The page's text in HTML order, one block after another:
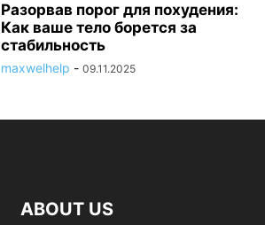
Разорвав порог для похудения:
Как ваше тело борется за
стабильность
maxwelhelp - 09.11.2025
ABOUT US